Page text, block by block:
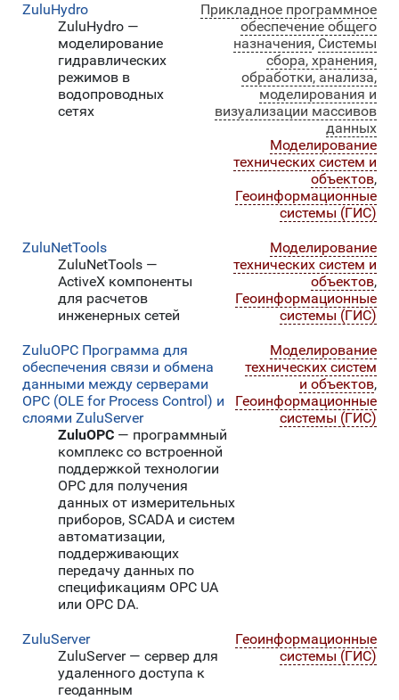
ZuluHydro
ZuluHydro —
моделирование
гидравлических
режимов в
водопроводных
сетях
Прикладное программное
обеспечение общего
назначения, Системы
сбора, хранения,
обработки, анализа,
моделирования и
визуализации массивов
данных
Моделирование
технических систем и
объектов,
Геоинформационные
системы (ГИС)
ZuluNetTools
ZuluNetTools —
ActiveX компоненты
для расчетов
инженерных сетей
Моделирование
технических систем и
объектов,
Геоинформационные
системы (ГИС)
ZuluOPC Программа для
обеспечения связи и обмена
данными между серверами
OPC (OLE for Process Control) и
слоями ZuluServer
ZuluOPC — программный
комплекс со встроенной
поддержкой технологии
OPC для получения
данных от измерительных
приборов, SCADA и систем
автоматизации,
поддерживающих
передачу данных по
спецификациям OPC UA
или OPC DA.
Моделирование
технических систем
и объектов,
Геоинформационные
системы (ГИС)
ZuluServer
ZuluServer — сервер для
удаленного доступа к
геоданным
Геоинформационные
системы (ГИС)